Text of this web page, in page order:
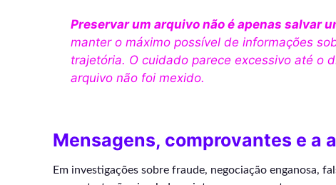
Preservar um arquivo não é apenas salvar
manter o máximo possível de informações
trajetória. O cuidado parece excessivo até o
arquivo não foi mexido.
Mensagens, comprovantes e a
Em investigações sobre fraude, negociação enganosa,